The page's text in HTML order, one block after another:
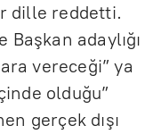
dille reddetti.
adaylığı
vereceği” ya
olduğu”
gerçek dışı